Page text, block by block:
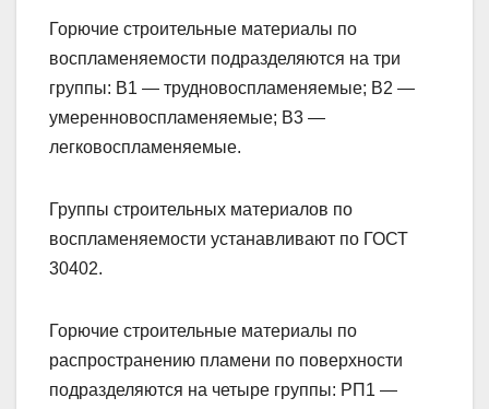
Горючие строительные материалы по
воспламеняемости подразделяются на три
группы: В1 — трудновоспламеняемые; В2 —
умеренновоспламеняемые; В3 —
легковоспламеняемые.
Группы строительных материалов по
воспламеняемости устанавливают по ГОСТ
30402.
Горючие строительные материалы по
распространению пламени по поверхности
подразделяются на четыре группы: РП1 —